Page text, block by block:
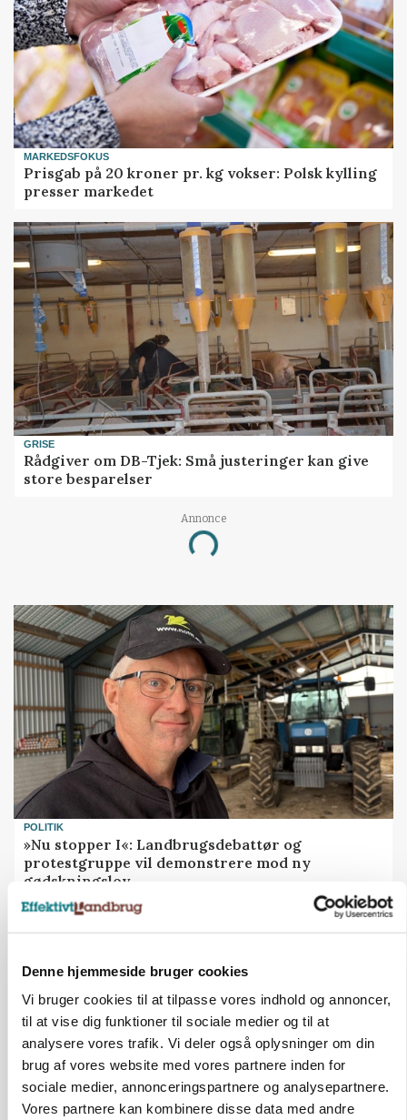
Denne hjemmeside bruger cookies
Vi bruger cookies til at tilpasse vores indhold og annoncer,
til at vise dig funktioner til sociale medier og til at
analysere vores trafik. Vi deler også oplysninger om din
brug af vores website med vores partnere inden for
sociale medier, annonceringspartnere og analysepartnere.
Vores partnere kan kombinere disse data med andre
MARKEDSFOKUS
Prisgab på 20 kroner pr. kg vokser: Polsk kylling
presser markedet
GRISE
Rådgiver om DB-Tjek: Små justeringer kan give
store besparelser
Annonce
Loading...
POLITIK
»Nu stopper I«: Landbrugsdebattør og
protestgruppe vil demonstrere mod ny
gødskningslov